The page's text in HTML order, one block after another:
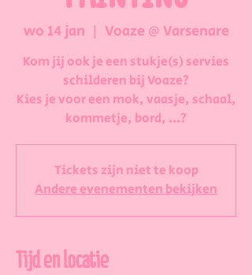
wo 14 jan
  |
Voaze @ Varsenare
Kom jij ook je een stukje(s) servies
schilderen bij Voaze?
Kies je voor een mok, vaasje, schaal,
kommetje, bord, ...?
Tickets zijn niet te koop
Andere evenementen bekijken
Tijd en locatie